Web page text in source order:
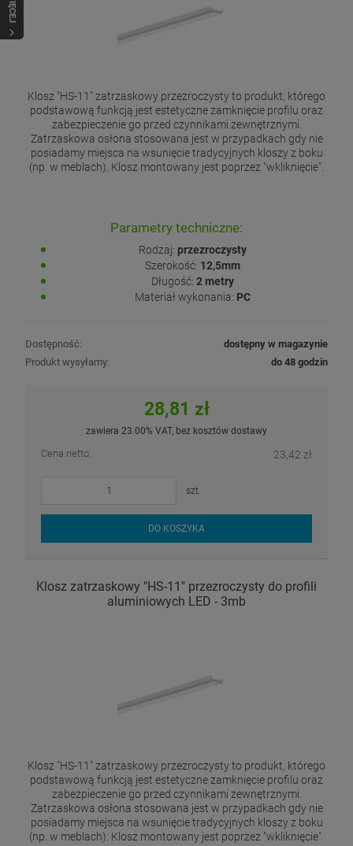
WIĘCEJ
Klosz "HS-11" zatrzaskowy przezroczysty to produkt, którego
podstawową funkcją jest estetyczne zamknięcie profilu oraz
zabezpieczenie go przed czynnikami zewnętrznymi.
Zatrzaskowa osłona stosowana jest w przypadkach gdy nie
posiadamy miejsca na wsunięcie tradycyjnych kloszy z boku
(np. w meblach). Klosz montowany jest poprzez "wkliknięcie".
Parametry techniczne:
Rodzaj: przezroczysty
Szerokość: 12,5mm
Długość: 2 metry
Materiał wykonania: PC
Dostępność:
dostępny w magazynie
Produkt wysyłamy:
do 48 godzin
28,81 zł
zawiera 23.00% VAT, bez kosztów dostawy
Cena netto: 23,42 zł
szt.
DO KOSZYKA
Klosz zatrzaskowy "HS-11" przezroczysty do profili
aluminiowych LED - 3mb
Klosz "HS-11" zatrzaskowy przezroczysty to produkt, którego
podstawową funkcją jest estetyczne zamknięcie profilu oraz
zabezpieczenie go przed czynnikami zewnętrznymi.
Zatrzaskowa osłona stosowana jest w przypadkach gdy nie
posiadamy miejsca na wsunięcie tradycyjnych kloszy z boku
(np. w meblach). Klosz montowany jest poprzez "wkliknięcie".